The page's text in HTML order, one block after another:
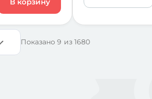
Показано 9 из 1680